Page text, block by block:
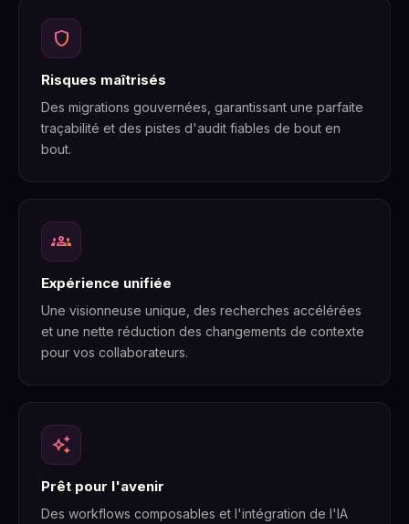
shield
Risques maîtrisés
Des migrations gouvernées, garantissant une parfaite
traçabilité et des pistes d'audit fiables de bout en
bout.
groups
Expérience unifiée
Une visionneuse unique, des recherches accélérées
et une nette réduction des changements de contexte
pour vos collaborateurs.
auto_awesome
Prêt pour l'avenir
Des workflows composables et l'intégration de l'IA